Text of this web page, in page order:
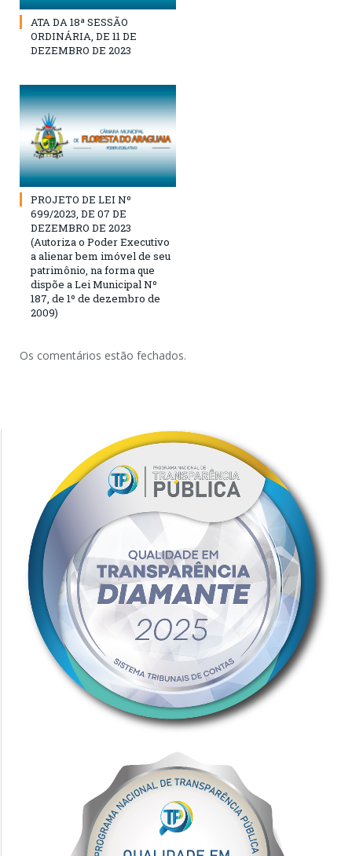
ATA DA 18ª SESSÃO
ORDINÁRIA, DE 11 DE
DEZEMBRO DE 2023
PROJETO DE LEI Nº
699/2023, DE 07 DE
DEZEMBRO DE 2023
(Autoriza o Poder Executivo
a alienar bem imóvel de seu
patrimônio, na forma que
dispõe a Lei Municipal Nº
187, de 1º de dezembro de
2009)
Os comentários estão fechados.